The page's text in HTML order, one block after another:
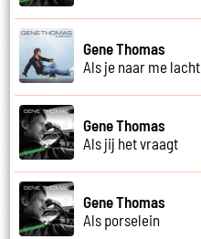
Gene Thomas
Als je naar me lacht
Gene Thomas
Als jij het vraagt
Gene Thomas
Als porselein